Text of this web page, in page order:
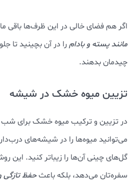
اگر هم فضای خالی در این ظرف‌ها باقی
مانند پسته و بادام را در آن بچینید تا
چیدمان بدهند.
تزیین میوه خشک در شیشه
در تزیین و ترکیب میوه خشک برای شب
می‌توانید میوه‌ها را در شیشه‌های درب‌دار
گل‌های چینی آن‌ها را زیباتر کنید. این
سفره‌تان می‌دهد، بلکه باعثحفظ تازگی